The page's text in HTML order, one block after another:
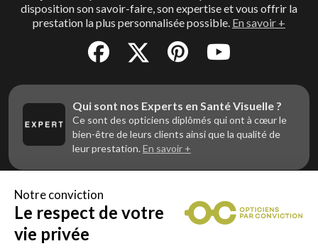
disposition son savoir-faire, son expertise et vous offrir la
prestation la plus personnalisée possible. En savoir +
Qui sont nos Experts en Santé Visuelle ?
Ce sont des opticiens diplômés qui ont à cœur le
bien-être de leurs clients ainsi que la qualité de
leur prestation. En savoir +
Vous êtes un professionnel de la vue et
vous souhaitez nous rejoindre ?
Contactez Alliance Optic, la centrale d’achats et
Notre conviction
Le respect de votre
vie privée